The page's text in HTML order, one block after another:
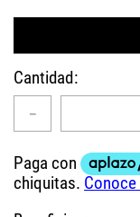
Cantidad
－